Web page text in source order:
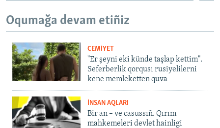
Oqumağa devam etiñiz
CEMİYET
"Er şeyni eki künde taşlap kettim".
Seferberlik qorqusı rusiyelilerni
kene memleketten quva
İNSAN AQLARI
Bir an – ve casussıñ. Qırım
mahkemeleri devlet hainligi